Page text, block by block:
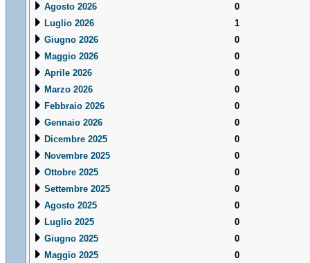
Agosto 2026
0
Luglio 2026
1
Giugno 2026
0
Maggio 2026
0
Aprile 2026
0
Marzo 2026
0
Febbraio 2026
0
Gennaio 2026
0
Dicembre 2025
0
Novembre 2025
0
Ottobre 2025
0
Settembre 2025
0
Agosto 2025
0
Luglio 2025
0
Giugno 2025
0
Maggio 2025
0